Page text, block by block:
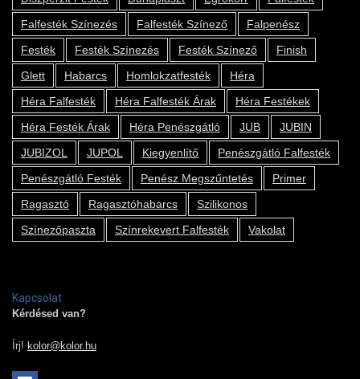
Falfesték Színezés
Falfesték Színező
Falpenész
Festék
Festék Színezés Festék Színező
Finish
Glett
Habarcs Homlokzatfesték
Héra
Héra Falfesték
Héra Falfesték Árak
Héra Festékek
Héra Festék Árak
Héra Penészgátló JUB
JUBIN
JUBIZOL
JUPOL Kiegyenlítő
Penészgátló Falfesték
Penészgátló Festék
Penész Megszűntetés
Primer
Ragasztó
Ragasztóhabarcs
Szilikonos
Színezőpaszta
Színrekevert Falfesték Vakolat
Kapcsolat
Kérdésed van?
Írj! kolor@kolor.hu